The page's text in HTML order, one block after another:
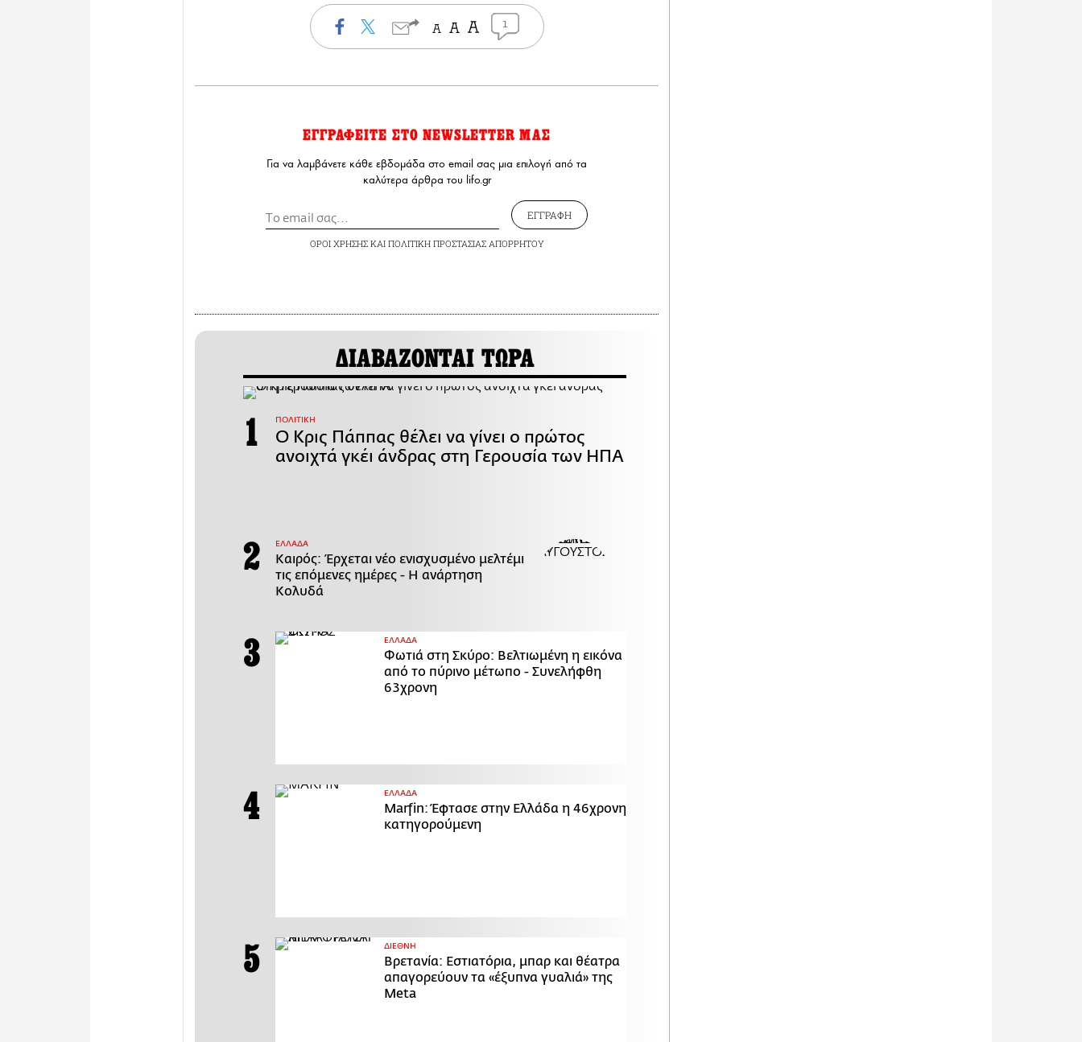
1
ΕΓΓΡΑΦΕΙΤΕ ΣΤΟ NEWSLETTER ΜΑΣ
Για να λαμβάνετε κάθε εβδομάδα στο email σας μια επιλογή από τα
καλύτερα άρθρα του lifo.gr
ΕΓΓΡΑΦΗ
ΟΡΟΙ ΧΡΗΣΗΣΚΑΙ ΠΟΛΙΤΙΚΗ ΠΡΟΣΤΑΣΙΑΣ ΑΠΟΡΡΗΤΟΥ
ΔΙΑΒΑΖΟΝΤΑΙ ΤΩΡΑ
ΠΟΛΙΤΙΚΗ
Ο Κρις Πάππας θέλει να γίνει ο πρώτος
ανοιχτά γκέι άνδρας στη Γερουσία των ΗΠΑ
ΕΛΛΑΔΑ
Καιρός: Έρχεται νέο ενισχυσμένο μελτέμι
τις επόμενες ημέρες - Η ανάρτηση
Κολυδά
ΕΛΛΑΔΑ
Φωτιά στη Σκύρο: Βελτιωμένη η εικόνα
από το πύρινο μέτωπο - Συνελήφθη
63χρονη
ΕΛΛΑΔΑ
Marfin: Έφτασε στην Ελλάδα η 46χρονη
κατηγορούμενη
ΔΙΕΘΝΗ
Βρετανία: Εστιατόρια, μπαρ και θέατρα
απαγορεύουν τα «έξυπνα γυαλιά» της
Meta